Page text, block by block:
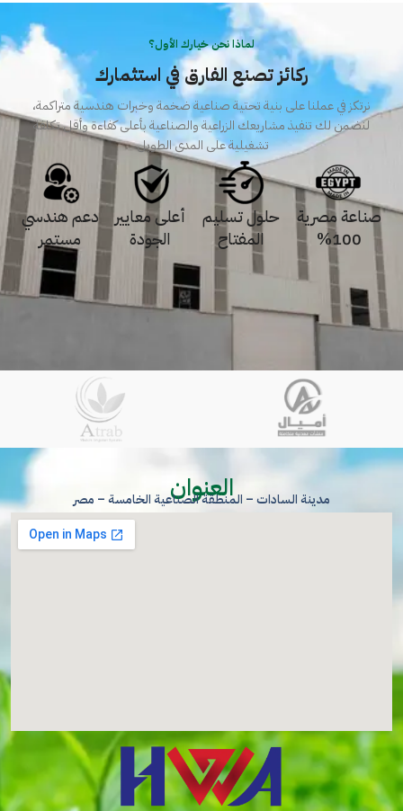
لماذا نحن خيارك الأول؟
ركائز تصنع الفارق في استثمارك
نرتكز في عملنا على بنية تحتية صناعية ضخمة وخبرات هندسية متراكمة،
لنضمن لك تنفيذ مشاريعك الزراعية والصناعية بأعلى كفاءة وأقل تكلفة
تشغيلية على المدى الطويل.
صناعة مصرية
100%
حلول تسليم
المفتاح
أعلى معايير
الجودة
دعم هندسي
مستمر
العنوان
مدينة السادات – المنطقة الصناعية الخامسة – مصر